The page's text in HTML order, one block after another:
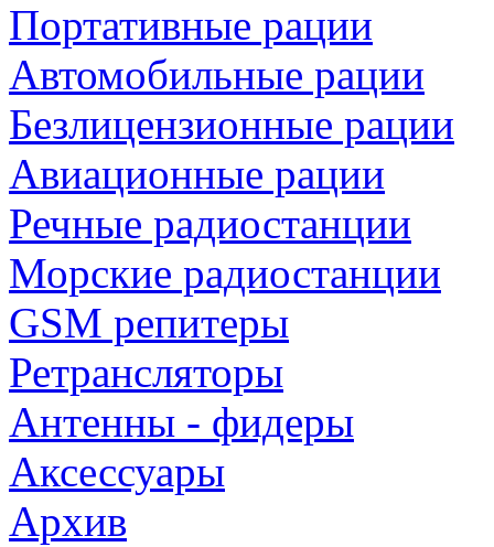
Портативные рации
Автомобильные рации
Безлицензионные рации
Авиационные рации
Речные радиостанции
Морские радиостанции
GSM репитеры
Ретрансляторы
Антенны - фидеры
Аксессуары
Архив